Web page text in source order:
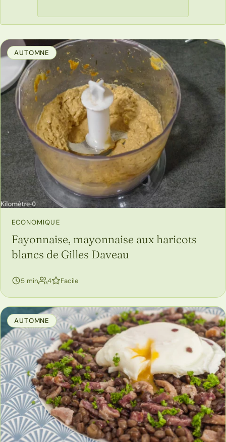
AUTOMNE
ECONOMIQUE
Fayonnaise, mayonnaise aux haricots
blancs de Gilles Daveau
5 min 4personnes
Facile
AUTOMNE